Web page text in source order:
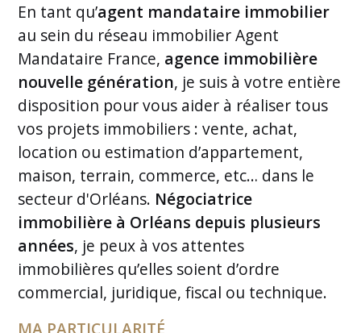
En tant qu’agent mandataire immobilier
au sein du réseau immobilier Agent
Mandataire France, agence immobilière
nouvelle génération, je suis à votre entière
disposition pour vous aider à réaliser tous
vos projets immobiliers : vente, achat,
location ou estimation d’appartement,
maison, terrain, commerce, etc… dans le
secteur d'Orléans. Négociatrice
immobilière à Orléans depuis plusieurs
années, je peux à vos attentes
immobilières qu’elles soient d’ordre
commercial, juridique, fiscal ou technique.